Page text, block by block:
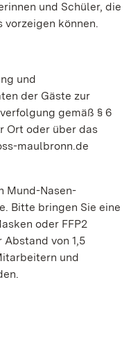
und Schüler, die
vorzeigen können.
und
der Gäste zur
gemäß § 6
Ort oder über das
maulbronn.de
Mund-Nasen-
Bitte bringen Sie eine
oder FFP2
von 1,5
und